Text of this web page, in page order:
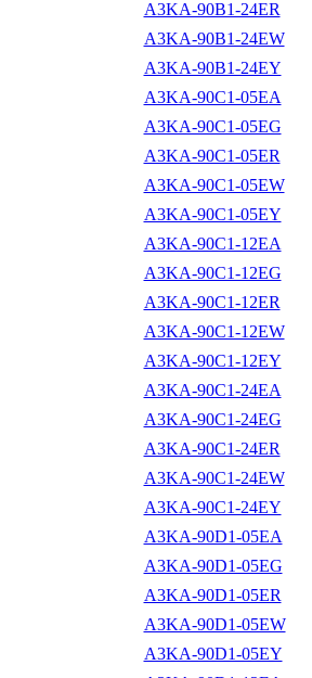
A3KA-90B1-24ER
A3KA-90B1-24EW
A3KA-90B1-24EY
A3KA-90C1-05EA
A3KA-90C1-05EG
A3KA-90C1-05ER
A3KA-90C1-05EW
A3KA-90C1-05EY
A3KA-90C1-12EA
A3KA-90C1-12EG
A3KA-90C1-12ER
A3KA-90C1-12EW
A3KA-90C1-12EY
A3KA-90C1-24EA
A3KA-90C1-24EG
A3KA-90C1-24ER
A3KA-90C1-24EW
A3KA-90C1-24EY
A3KA-90D1-05EA
A3KA-90D1-05EG
A3KA-90D1-05ER
A3KA-90D1-05EW
A3KA-90D1-05EY